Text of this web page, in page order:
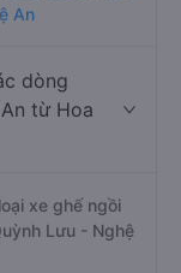
An
dòng
từ Hoa
xe ghế ngồi
Lưu - Nghệ